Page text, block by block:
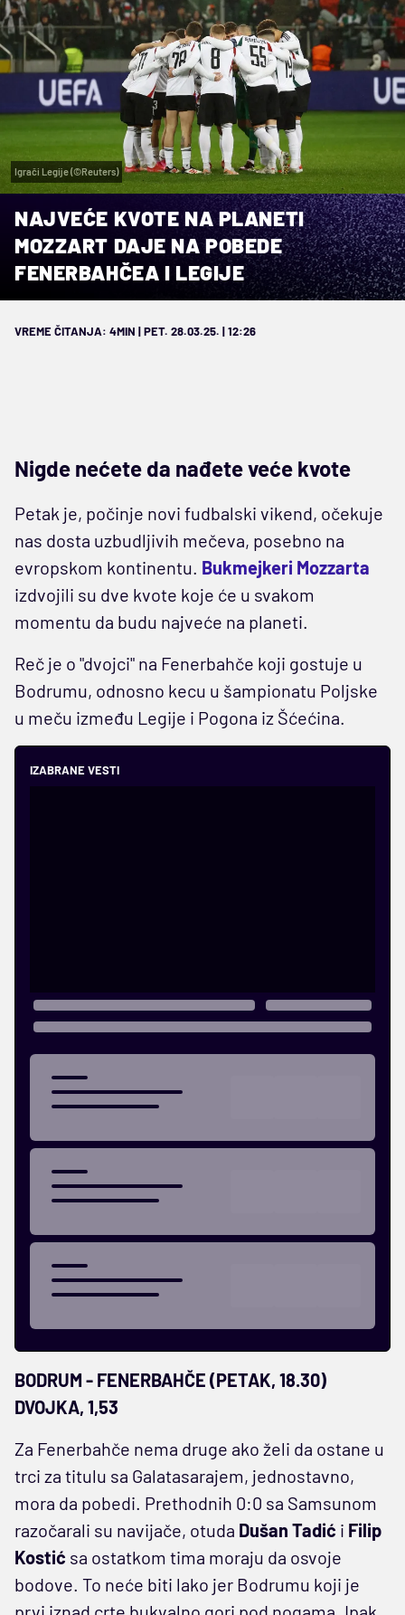
Igrači Legije (©Reuters)
NAJVEĆE KVOTE NA PLANETI
MOZZART DAJE NA POBEDE
FENERBAHČEA I LEGIJE
VREME ČITANJA: 4MIN | PET. 28.03.25. | 12:26
Nigde nećete da nađete veće kvote
Petak je, počinje novi fudbalski vikend, očekuje
nas dosta uzbudljivih mečeva, posebno na
evropskom kontinentu. Bukmejkeri Mozzarta
izdvojili su dve kvote koje će u svakom
momentu da budu najveće na planeti.
Reč je o "dvojci" na Fenerbahče koji gostuje u
Bodrumu, odnosno kecu u šampionatu Poljske
u meču između Legije i Pogona iz Šćećina.
IZABRANE VESTI
BODRUM - FENERBAHČE (PETAK, 18.30)
DVOJKA, 1,53
Za Fenerbahče nema druge ako želi da ostane u
trci za titulu sa Galatasarajem, jednostavno,
mora da pobedi. Prethodnih 0:0 sa Samsunom
razočarali su navijače, otuda Dušan Tadić i Filip
Kostić sa ostatkom tima moraju da osvoje
bodove. To neće biti lako jer Bodrumu koji je